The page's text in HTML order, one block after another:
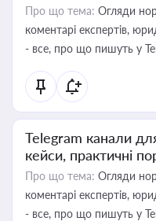
Про що тема: Огляди
коментарі експертів,
- все, про що пишуть у
Telegram канали
кейси, практичні
Про що тема: Огляди
коментарі експертів,
- все, про що пишуть у